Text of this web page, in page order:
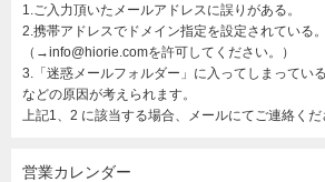
1.ご入力頂いたメールアドレスに誤りがある。
2.携帯アドレスでドメイン指定を設定されている。
（→info@hiorie.comを許可してください。）
3.「迷惑メールフォルダー」に入ってしまっている
などの原因が考えられます。
上記1、2 に該当する場合、メールにてご連絡くだ
営業カレンダー